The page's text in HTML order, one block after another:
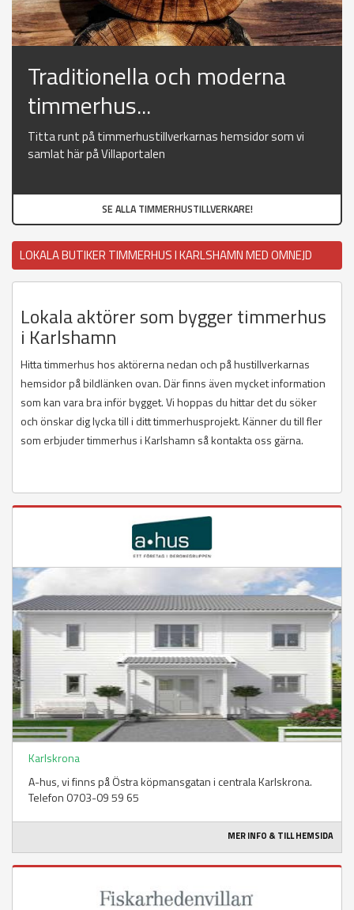
Traditionella och moderna
timmerhus...
Titta runt på timmerhustillverkarnas hemsidor som vi
samlat här på Villaportalen
SE ALLA TIMMERHUSTILLVERKARE!
LOKALA BUTIKER TIMMERHUS I KARLSHAMN MED OMNEJD
Lokala aktörer som bygger timmerhus
i Karlshamn
Hitta timmerhus hos aktörerna nedan och på hustillverkarnas
hemsidor på bildlänken ovan. Där finns även mycket information
som kan vara bra inför bygget. Vi hoppas du hittar det du söker
och önskar dig lycka till i ditt timmerhusprojekt. Känner du till fler
som erbjuder timmerhus i Karlshamn så kontakta oss gärna.
Karlskrona
A-hus, vi finns på Östra köpmansgatan i centrala Karlskrona.
Telefon 0703-09 59 65
MER INFO & TILL HEMSIDA